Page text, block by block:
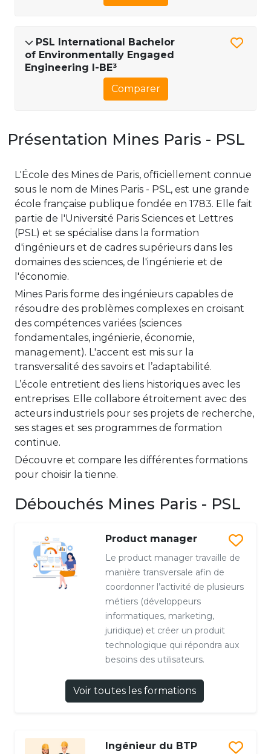
PSL International Bachelor
of Environmentally Engaged
Engineering I-BE³​​​
Comparer
Présentation Mines Paris - PSL
L'École des Mines de Paris, officiellement connue
sous le nom de Mines Paris - PSL, est une grande
école française publique fondée en 1783. Elle fait
partie de l'Université Paris Sciences et Lettres
(PSL) et se spécialise dans la formation
d'ingénieurs et de cadres supérieurs dans les
domaines des sciences, de l'ingénierie et de
l'économie.
Mines Paris forme des ingénieurs capables de
résoudre des problèmes complexes en croisant
des compétences variées (sciences
fondamentales, ingénierie, économie,
management). L'accent est mis sur la
transversalité des savoirs et l’adaptabilité.
L’école entretient des liens historiques avec les
entreprises. Elle collabore étroitement avec des
acteurs industriels pour ses projets de recherche,
ses stages et ses programmes de formation
continue.
Découvre et compare les différentes formations
pour choisir la tienne.
Débouchés Mines Paris - PSL
Product manager
Le product manager travaille de
manière transversale afin de
coordonner l’activité de plusieurs
métiers (développeurs
informatiques, marketing,
juridique) et créer un produit
technologique qui répondra aux
besoins des utilisateurs.
Voir toutes les formations
Ingénieur du BTP